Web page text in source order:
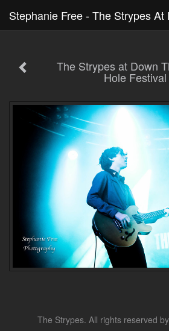
The Strypes at Down
Hole Festival
The Strypes. All rights reserved